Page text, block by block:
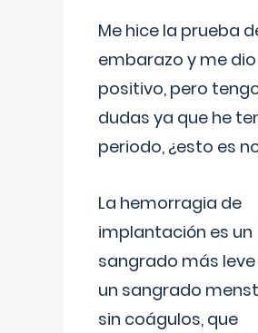
Me hice la prueba
embarazo y me dio
positivo, pero
dudas ya que he
periodo, ¿esto es
La hemorragia de
implantación es un
sangrado más
un sangrado
sin coágulos, que